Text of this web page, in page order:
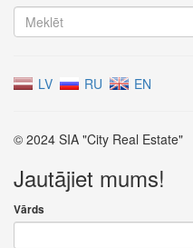
LV RU EN
© 2024 SIA "City Real Estate"
Jautājiet mums!
Vārds